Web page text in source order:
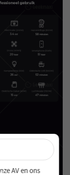
je nu in! ×
AV enons